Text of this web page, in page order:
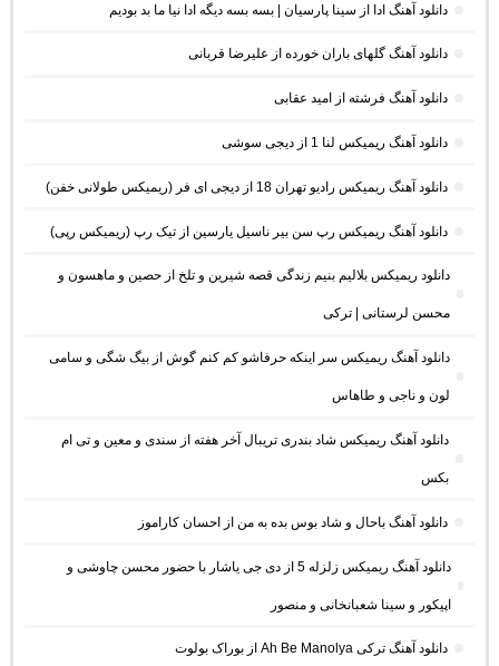
دانلود آهنگ ادا از سینا پارسیان | بسه بسه دیگه ادا نیا ما بد بودیم
دانلود آهنگ گلهای باران خورده از علیرضا قربانی
دانلود آهنگ فرشته از امید عقابی
دانلود آهنگ ریمیکس لنا 1 از دیجی سوشی
دانلود آهنگ ریمیکس رادیو تهران 18 از دیجی ای فر (ریمیکس طولانی خفن)
دانلود آهنگ ریمیکس رپ سن بیر ناسیل یارسین از تیک رپ (ریمیکس رپی)
دانلود ریمیکس بلالیم بنیم زندگی قصه شیرین و تلخ از حصین و ماهسون و
محسن لرستانی | ترکی
دانلود آهنگ ریمیکس سر اینکه حرفاشو کم کنم گوش از بیگ شگی و سامی
لون و ناجی و طاهاس
دانلود آهنگ ریمیکس شاد بندری تریبال آخر هفته از سندی و معین و تی ام
بکس
دانلود آهنگ باحال و شاد بوس بده به من از احسان کاراموز
دانلود آهنگ ریمیکس زلزله 5 از دی جی یاشار با حضور محسن چاوشی و
اپیکور و سینا شعبانخانی و منصور
دانلود آهنگ ترکی Ah Be Manolya از بوراک بولوت